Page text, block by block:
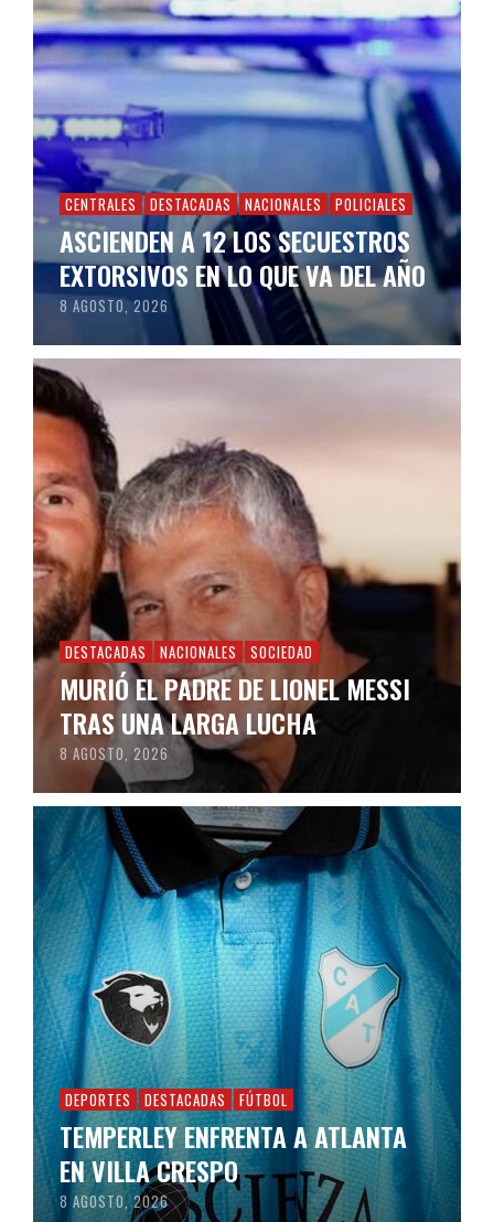
CENTRALES DESTACADAS NACIONALES POLICIALES
ASCIENDEN A 12 LOS SECUESTROS
EXTORSIVOS EN LO QUE VA DEL AÑO
8 AGOSTO, 2026
DESTACADAS NACIONALES SOCIEDAD
MURIÓ EL PADRE DE LIONEL MESSI
TRAS UNA LARGA LUCHA
8 AGOSTO, 2026
DEPORTES DESTACADAS FÚTBOL
TEMPERLEY ENFRENTA A ATLANTA
EN VILLA CRESPO
8 AGOSTO, 2026